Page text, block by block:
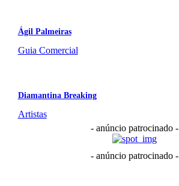
Ágil Palmeiras
Guia Comercial
Diamantina Breaking
Artistas
- anúncio patrocinado -
- anúncio patrocinado -